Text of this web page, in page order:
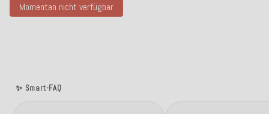
Momentan nicht verfügbar
✨ Smart-FAQ